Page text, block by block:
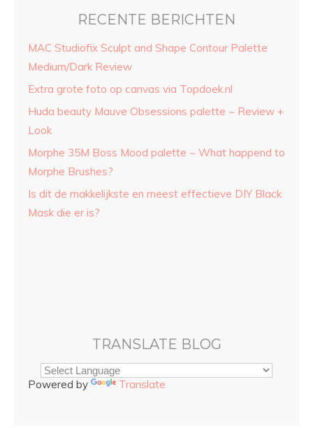
RECENTE BERICHTEN
MAC Studiofix Sculpt and Shape Contour Palette
Medium/Dark Review
Extra grote foto op canvas via Topdoek.nl
Huda beauty Mauve Obsessions palette ~ Review +
Look
Morphe 35M Boss Mood palette ~ What happend to
Morphe Brushes?
Is dit de makkelijkste en meest effectieve DIY Black
Mask die er is?
TRANSLATE BLOG
Powered by Translate